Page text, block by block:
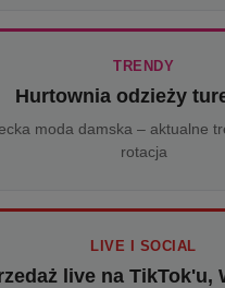
TRENDY
Hurtownia odzieży
moda damska – aktualne
rotacja
LIVE I SOCIAL
live na TikTok'u,